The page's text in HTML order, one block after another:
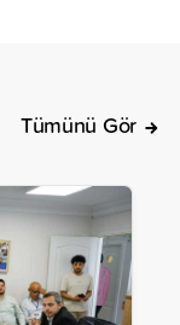
Tümünü Gör